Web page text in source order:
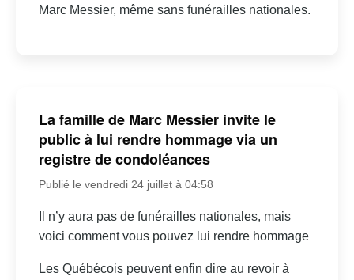
Marc Messier, même sans funérailles nationales.
La famille de Marc Messier invite le
public à lui rendre hommage via un
registre de condoléances
Publié le vendredi 24 juillet à 04:58
Il n’y aura pas de funérailles nationales, mais
voici comment vous pouvez lui rendre hommage
Les Québécois peuvent enfin dire au revoir à